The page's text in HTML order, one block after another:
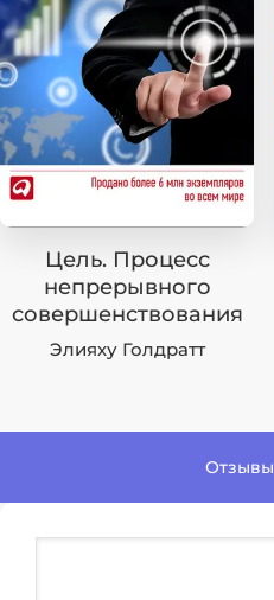
Цель. Процесс
непрерывного
совершенствования
Элияху Голдратт
Отзывы